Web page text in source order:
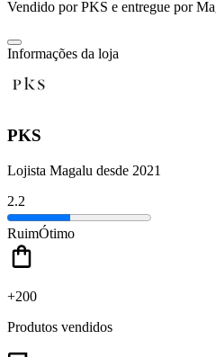
Vendido porPKS e entregue por
Informações da loja
PKS
Lojista Magalu desde 2021
2.2
RuimÓtimo
+200
Produtos vendidos